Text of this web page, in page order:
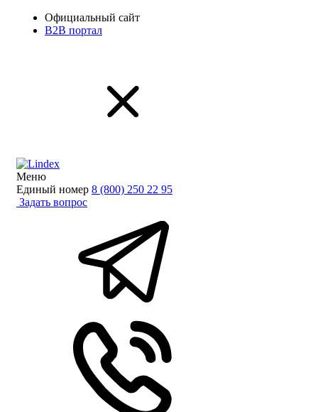
Официальный сайт
B2B портал
Меню
Единый номер 8 (800) 250 22 95
Задать вопрос